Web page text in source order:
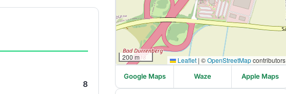
8
200 m Leaflet | ©OpenStreetMapcontributors
Google Maps Waze Apple Maps